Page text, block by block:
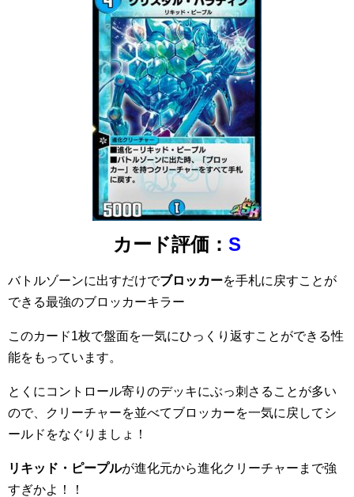
カード評価： S
バトルゾーンに出すだけでブロッカーを手札に戻すことが
できる最強のブロッカーキラー
このカード1枚で盤面を一気にひっくり返すことができる性
能をもっています。
とくにコントロール寄りのデッキにぶっ刺さることが多い
ので、クリーチャーを並べてブロッカーを一気に戻してシ
ールドをなぐりましょ！
リキッド・ピープルが進化元から進化クリーチャーまで強
すぎかよ！！